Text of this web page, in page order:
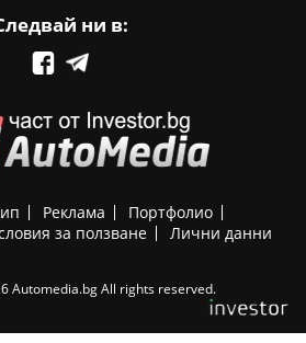
ни в:
Реклама
Портфолио
за ползване Лични данни
Automedia.bg All rights reserved.